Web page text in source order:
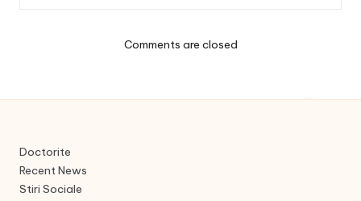
Comments are closed
Doctorite
Recent News
Stiri Sociale